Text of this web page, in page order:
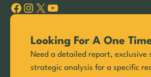
Facebook Instagram X YouTube
Looking For A One
Need a detailed report, exclusive
strategic analysis for a specific